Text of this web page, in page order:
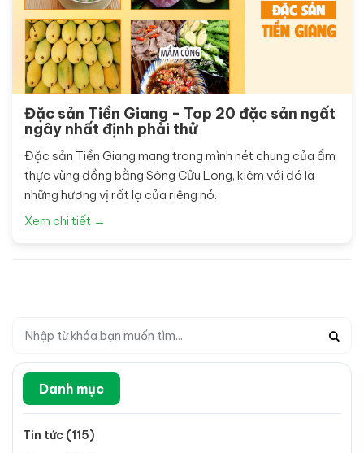
Đặc sản Tiền Giang - Top 20 đặc sản ngất
ngây nhất định phải thử
Đặc sản Tiền Giang mang trong mình nét chung của ẩm
thực vùng đồng bằng Sông Cửu Long, kiêm với đó là
những hương vị rất lạ của riêng nó.
Xem chi tiết →
Danh mục
Tin tức (115)